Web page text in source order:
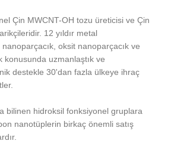
Çin MWCNT-OH tozu üreticisi ve Çin
12 yıldır metal
oksit nanoparçacık ve
konusunda uzmanlaştık ve
destekle 30'dan fazla ülkeye ihraç
bilinen hidroksil fonksiyonel gruplara
nanotüplerin birkaç önemli satış